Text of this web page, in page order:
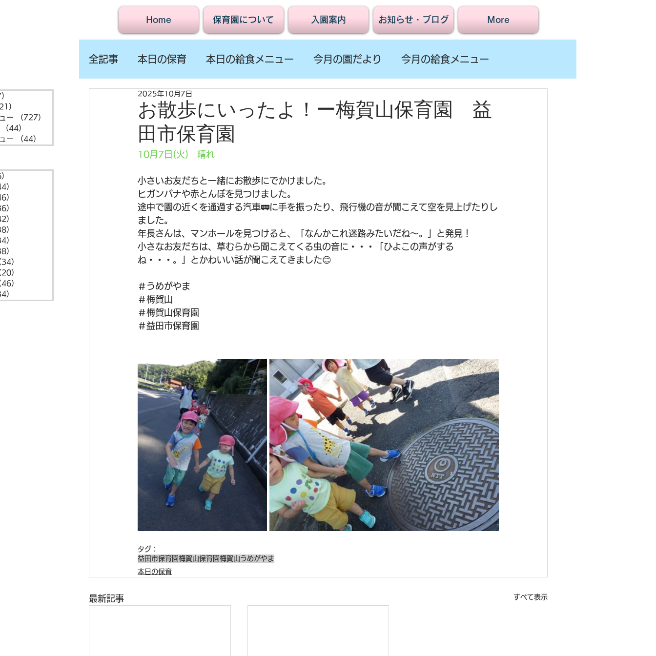
Home 保育園について 入園案内 お知らせ・ブログ More
）
ー
（727）
（44）
ー
（44）
）
）
）
）
）
）
）
）
）
）
）
全記事 本日の保育 本日の給食メニュー 今月の園だより 今月の給食メニュー
お散歩にいったよ！ー梅賀山保育園 益
田市保育園
2025年10月7日
10月7日(火)　晴れ
小さいお友だちと一緒にお散歩にでかけました。
ヒガンバナや赤とんぼを見つけました。
途中で園の近くを通過する汽車🚃に手を振ったり、飛行機の音が聞こえて空を見上げたりし
ました。
年長さんは、マンホールを見つけると、「なんかこれ迷路みたいだね～。」と発見！
小さなお友だちは、草むらから聞こえてくる虫の音に・・・「ひよこの声がする
ね・・・。」とかわいい話が聞こえてきました😊
＃うめがやま
＃梅賀山
＃梅賀山保育園
＃益田市保育園
タグ：
益田市保育園 梅賀山保育園 梅賀山うめがやま
本日の保育
最新記事 すべて表示